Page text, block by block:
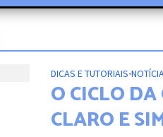
DICAS E TUTORIAIS•
O CICLO
CLARO E